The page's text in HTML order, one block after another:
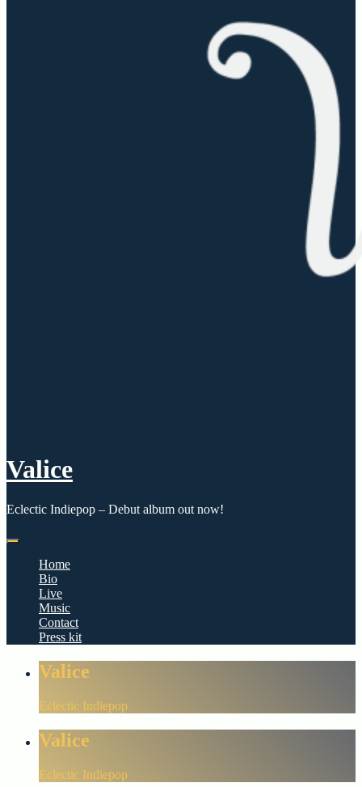
Valice
Eclectic Indiepop – Debut album out now!
Home
Bio
Live
Music
Contact
Press kit
Valice
Eclectic Indiepop
Valice
Eclectic Indiepop